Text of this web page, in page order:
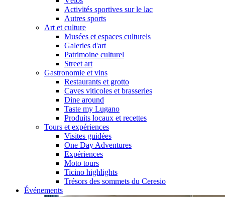
Activités sportives sur le lac
Autres sports
Art et culture
Musées et espaces culturels
Galeries d'art
Patrimoine culturel
Street art
Gastronomie et vins
Restaurants et grotto
Caves viticoles et brasseries
Dine around
Taste my Lugano
Produits locaux et recettes
Tours et expériences
Visites guidées
One Day Adventures
Expériences
Moto tours
Ticino highlights
Trésors des sommets du Ceresio
Événements